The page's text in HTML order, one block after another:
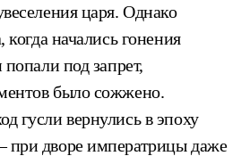
царя. Однако
начались гонения
под запрет,
было сожжено.
гусли вернулись в эпоху
дворе императрицы даже